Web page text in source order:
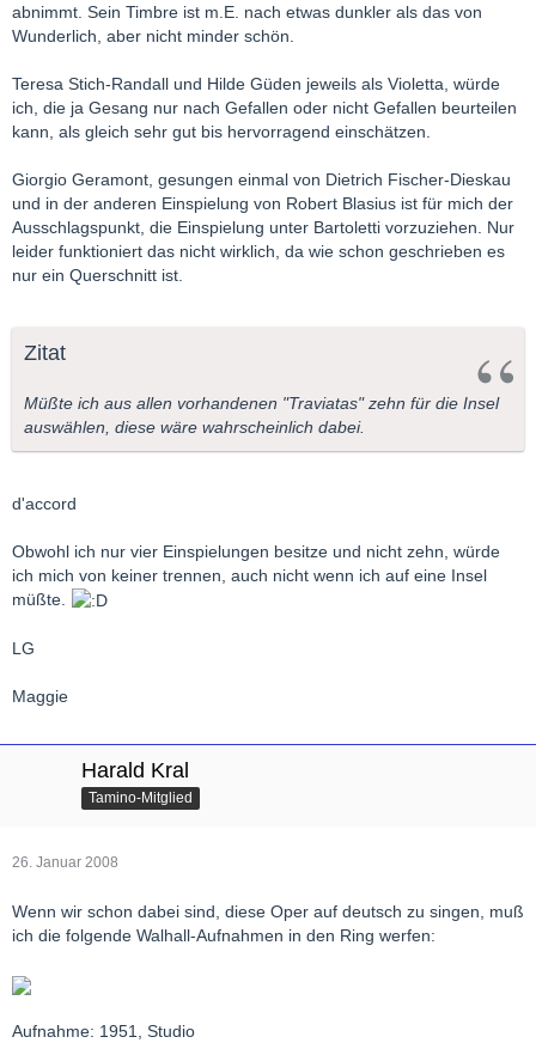
abnimmt. Sein Timbre ist m.E. nach etwas dunkler als das von
Wunderlich, aber nicht minder schön.
Teresa Stich-Randall und Hilde Güden jeweils als Violetta, würde
ich, die ja Gesang nur nach Gefallen oder nicht Gefallen beurteilen
kann, als gleich sehr gut bis hervorragend einschätzen.
Giorgio Geramont, gesungen einmal von Dietrich Fischer-Dieskau
und in der anderen Einspielung von Robert Blasius ist für mich der
Ausschlagspunkt, die Einspielung unter Bartoletti vorzuziehen. Nur
leider funktioniert das nicht wirklich, da wie schon geschrieben es
nur ein Querschnitt ist.
Zitat
Müßte ich aus allen vorhandenen "Traviatas" zehn für die Insel
auswählen, diese wäre wahrscheinlich dabei.
d'accord
Obwohl ich nur vier Einspielungen besitze und nicht zehn, würde
ich mich von keiner trennen, auch nicht wenn ich auf eine Insel
müßte.
LG
Maggie
Harald Kral
Tamino-Mitglied
26. Januar 2008
Wenn wir schon dabei sind, diese Oper auf deutsch zu singen, muß
ich die folgende Walhall-Aufnahmen in den Ring werfen:
Aufnahme: 1951, Studio